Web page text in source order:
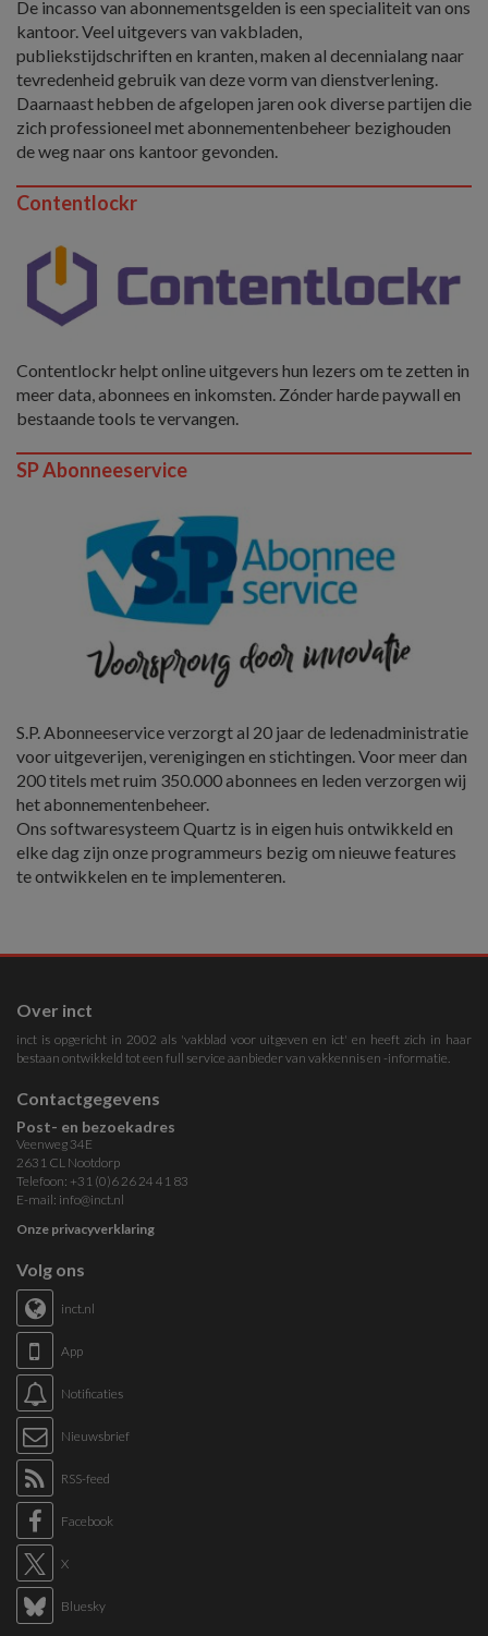
De incasso van abonnementsgelden is een specialiteit van ons
kantoor. Veel uitgevers van vakbladen,
publiekstijdschriften en kranten, maken al decennialang naar
tevredenheid gebruik van deze vorm van dienstverlening.
Daarnaast hebben de afgelopen jaren ook diverse partijen die
zich professioneel met abonnementenbeheer bezighouden
de weg naar ons kantoor gevonden.
Contentlockr
Contentlockr helpt online uitgevers hun lezers om te zetten in
meer data, abonnees en inkomsten. Zónder harde paywall en
bestaande tools te vervangen.
SP Abonneeservice
S.P. Abonneeservice verzorgt al 20 jaar de ledenadministratie
voor uitgeverijen, verenigingen en stichtingen. Voor meer dan
200 titels met ruim 350.000 abonnees en leden verzorgen wij
het abonnementenbeheer.
Ons softwaresysteem Quartz is in eigen huis ontwikkeld en
elke dag zijn onze programmeurs bezig om nieuwe features
te ontwikkelen en te implementeren.
Over inct
inct is opgericht in 2002 als 'vakblad voor uitgeven en ict' en heeft zich in haar
bestaan ontwikkeld tot een full service aanbieder van vakkennis en -informatie.
Contactgegevens
Post- en bezoekadres
Veenweg 34E
2631 CL Nootdorp
Telefoon: +31 (0)6 26 24 41 83
E-mail: info@inct.nl
Onze privacyverklaring
Volg ons
inct.nl
App
Notificaties
Nieuwsbrief
RSS-feed
Facebook
X
Bluesky